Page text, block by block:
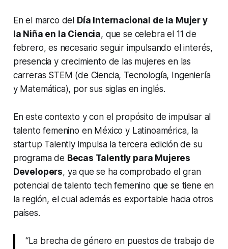
En el marco del
Día Internacional de la Mujer y
la Niña en la Ciencia, que se celebra el 11 de
febrero, es necesario seguir impulsando el interés,
presencia y crecimiento de las mujeres en las
carreras STEM (de Ciencia, Tecnología, Ingeniería
y Matemática), por sus siglas en inglés.
En este contexto y con el propósito de impulsar al
talento femenino en México y Latinoamérica, la
startup Talently impulsa la tercera edición de su
programa de Becas Talently para Mujeres
Developers, ya que se ha comprobado el gran
potencial de talento tech femenino que se tiene en
la región, el cual además es exportable hacia otros
países.
“La brecha de género en puestos de trabajo de